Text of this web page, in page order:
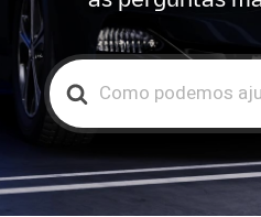
Search
For